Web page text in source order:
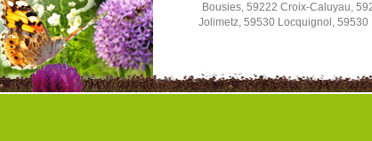
Bousies, 59222 Croix-Caluyau,
Jolimetz, 59530 Locquignol,